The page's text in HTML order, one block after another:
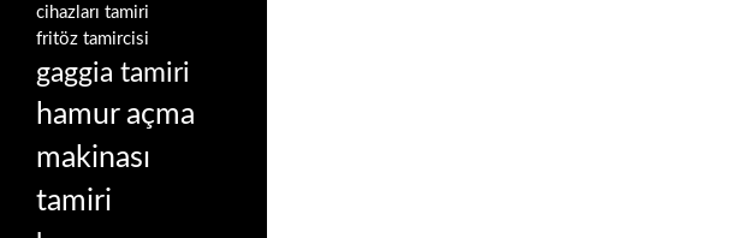
cihazları tamiri
fritöz tamircisi
gaggia tamiri
hamur açma
makinası
tamiri